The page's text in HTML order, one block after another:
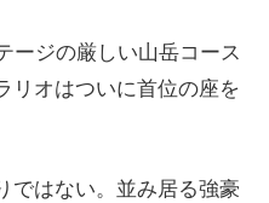
ージの厳しい山岳コース
リオはついに首位の座を
ではない。並み居る強豪